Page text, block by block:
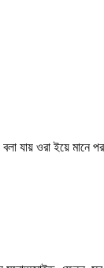
যায়‌ ওরা ইয়ে